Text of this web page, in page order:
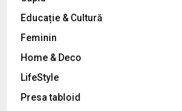
Educație & Cultură
Feminin
Home & Deco
LifeStyle
Presa tabloid